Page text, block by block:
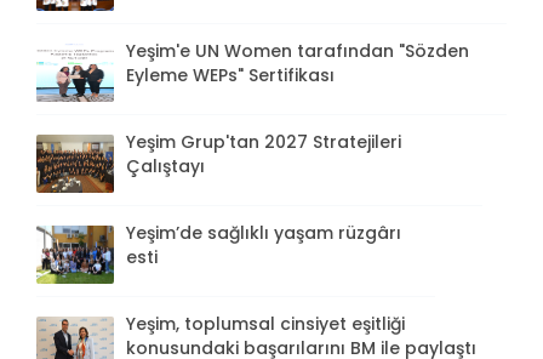
Yeşim'e UN Women tarafından "Sözden
Eyleme WEPs" Sertifikası
Yeşim Grup'tan 2027 Stratejileri
Çalıştayı
Yeşim’de sağlıklı yaşam rüzgârı
esti
Yeşim, toplumsal cinsiyet eşitliği
konusundaki başarılarını BM ile paylaştı